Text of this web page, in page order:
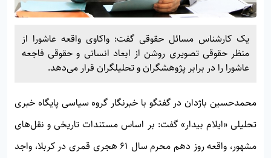
یک کارشناس مسائل حقوقی گفت: واکاوی واقعه عاشورا از
منظر حقوقی تصویری روشن از ابعاد انسانی و حقوقی فاجعه
عاشورا را در برابر پژوهشگران و تحلیلگران قرار می‌دهد.
محمدحسین باژدان در گفتگو با خبرنگار گروه سیاسی پایگاه خبری
تحلیلی «ایلام بیدار» گفت: بر اساس مستندات تاریخی و نقل‌های
مشهور، واقعه روز دهم محرم سال ۶۱ هجری قمری در کربلا، واجد